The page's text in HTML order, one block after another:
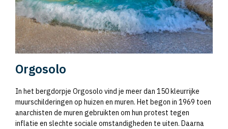
Orgosolo
In het bergdorpje Orgosolo vind je meer dan 150 kleurrijke
muurschilderingen op huizen en muren. Het begon in 1969 toen
anarchisten de muren gebruikten om hun protest tegen
inflatie en slechte sociale omstandigheden te uiten. Daarna